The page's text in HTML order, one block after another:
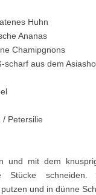
Huhn
Ananas
Chamipgnons
scharf aus dem
/ Petersilie
und mit dem
Stücke
und in dünne